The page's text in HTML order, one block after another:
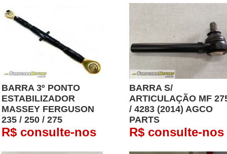
BARRA 3º PONTO
ESTABILIZADOR
MASSEY FERGUSON
235 / 250 / 275
R$ consulte-nos
BARRA S/
ARTICULAÇÃO MF
/ 4283 (2014) AGCO
PARTS
R$ consulte-nos